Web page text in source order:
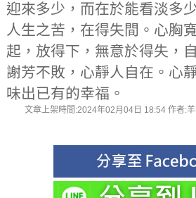
迎來多少，而在於能看淡多
人生之苦，在得失間。心胸
起，放得下，無意於得失，
謝芳不敗，心靜人自在。心
味出已有的幸福。
文章上架時間:2024年02月04日 18:54 作者: